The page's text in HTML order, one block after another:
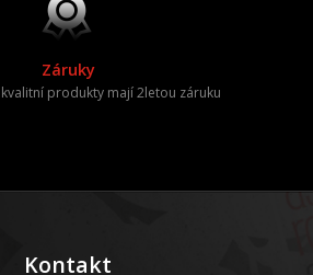
Záruky
kvalitní produkty mají 2letou záruku
Kontakt